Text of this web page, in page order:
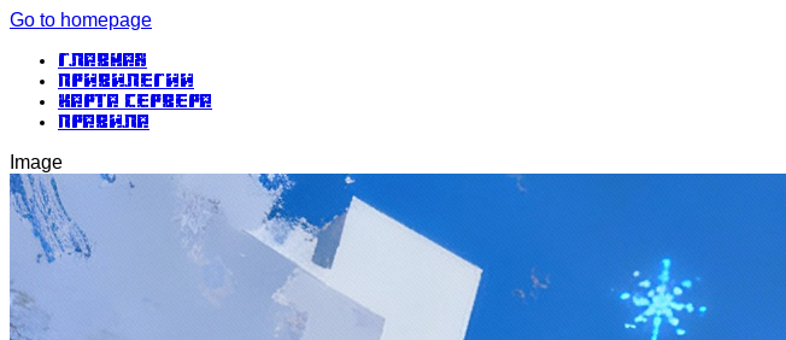
Go to homepage
Главная
Привилегии
Карта сервера
Правила
Image